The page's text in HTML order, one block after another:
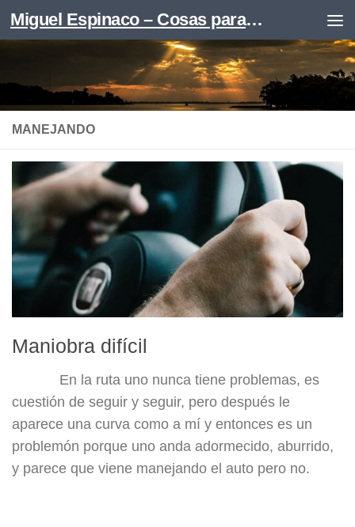
Skip to content Miguel Espinaco – Cosas para leer
MANEJANDO
Maniobra difícil
En la ruta uno nunca tiene problemas, es
cuestión de seguir y seguir, pero después le
aparece una curva como a mí y entonces es un
problemón porque uno anda adormecido, aburrido,
y parece que viene manejando el auto pero no.